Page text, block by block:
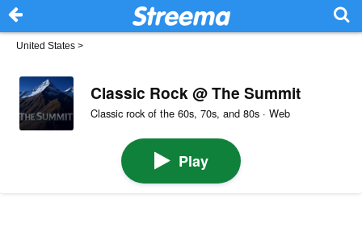
United States >
Classic Rock @ The Summit
Classic rock of the 60s, 70s, and 80s · Web
Play